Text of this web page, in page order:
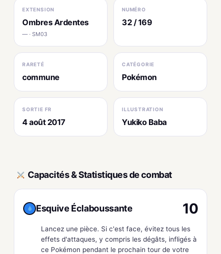
EXTENSION
Ombres Ardentes
— · SM03
NUMÉRO
32 / 169
RARETÉ
commune
CATÉGORIE
Pokémon
SORTIE FR
4 août 2017
ILLUSTRATION
Yukiko Baba
Capacités & Statistiques de combat
Esquive Éclaboussante 10
Lancez une pièce. Si c'est face, évitez tous les
effets d'attaques, y compris les dégâts, infligés à
ce Pokémon pendant le prochain tour de votre